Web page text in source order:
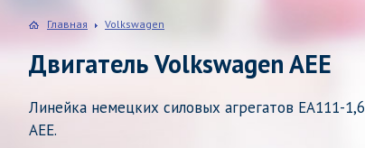
Главная Volkswagen
Двигатель Volkswagen AEE
Линейка немецких силовых агрегатов EA111-
AEE.